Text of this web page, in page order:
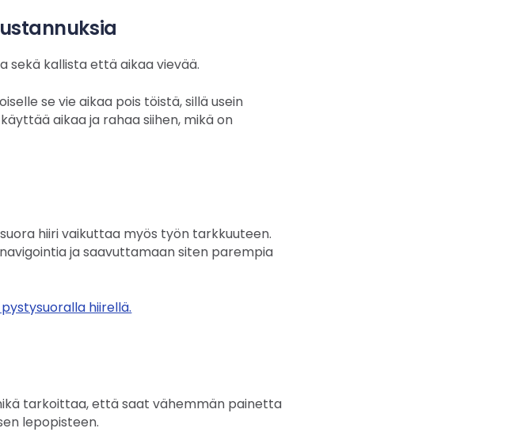
sekä kallista että aikaa vievää.
se vie aikaa pois töistä, sillä usein
aikaa ja rahaa siihen, mikä on
hiiri vaikuttaa myös työn tarkkuuteen.
ja saavuttamaan siten parempia
hiirellä.
tarkoittaa, että saat vähemmän painetta
lepopisteen.